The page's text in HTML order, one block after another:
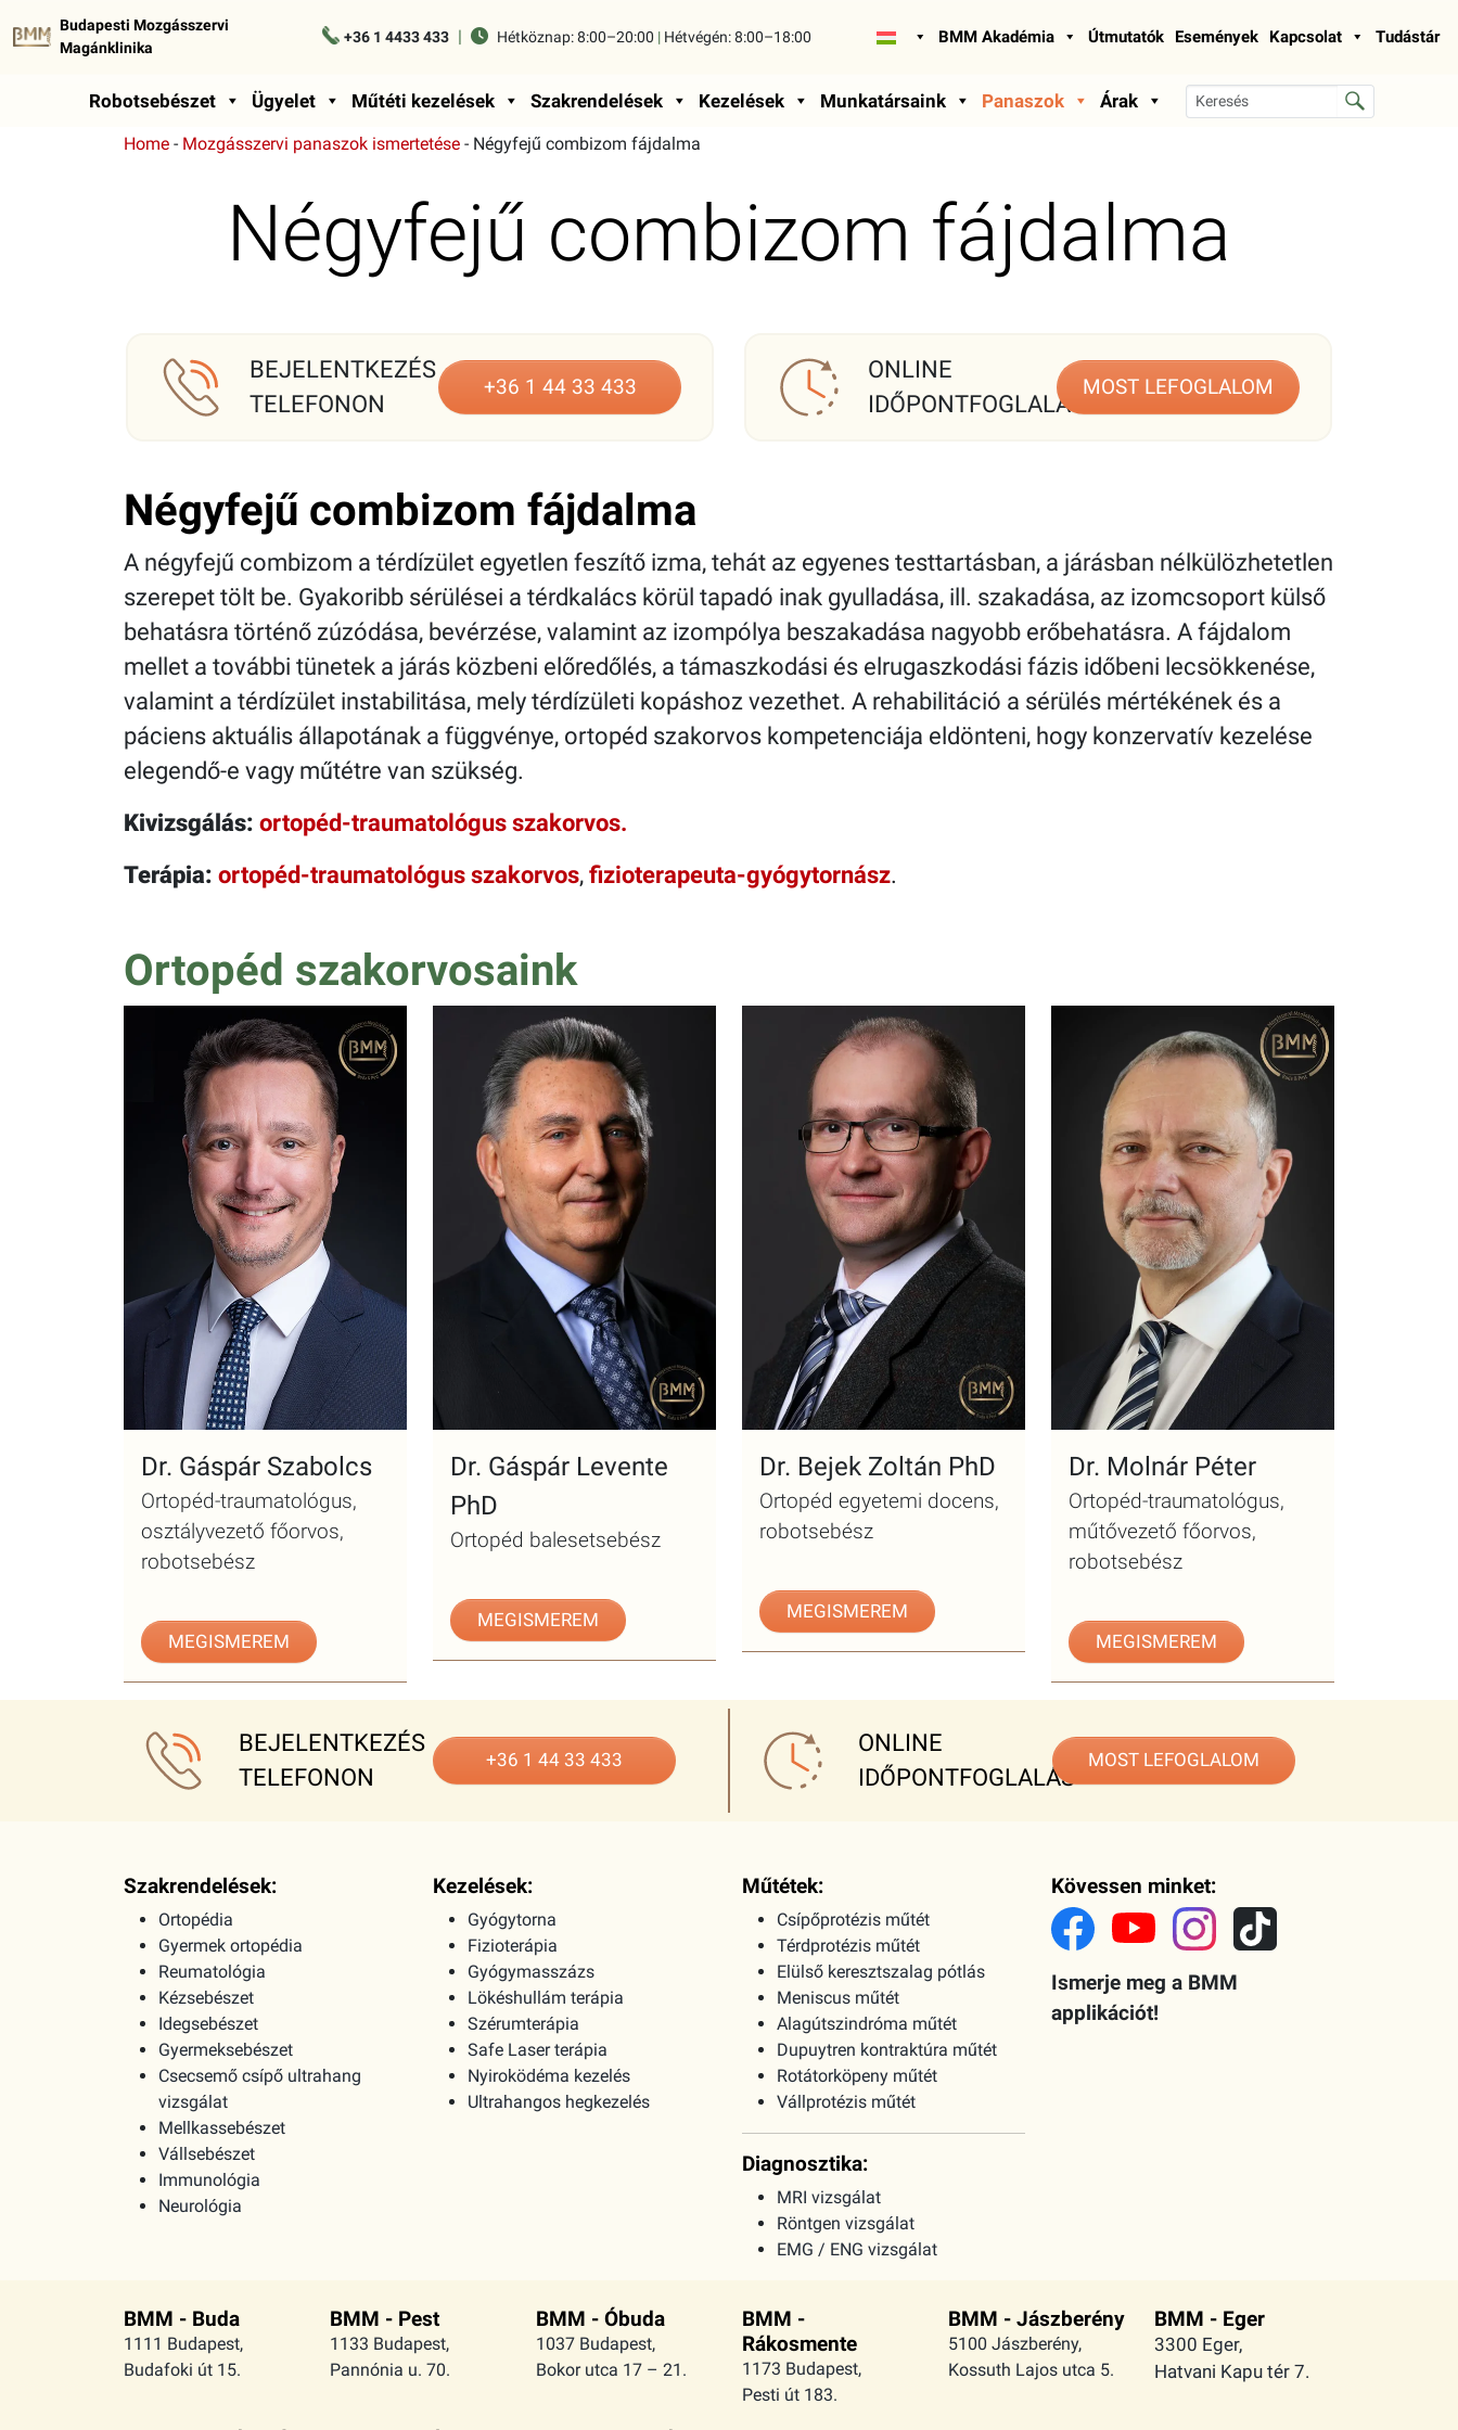
Budapesti Mozgásszervi
Magánklinika
+36 1 4433 433 | Hétköznap:8:00–20:00 | Hétvégén:8:00–18:00 BMM Akadémia Útmutatók Események Kapcsolat Tudástár
Robotsebészet Ügyelet Műtéti kezelések Szakrendelések Kezelések Munkatársaink Panaszok Árak
Home - Mozgásszervi panaszok ismertetése - Négyfejű combizom fájdalma
Négyfejű combizom fájdalma
BEJELENTKEZÉS
TELEFONON
+36 1 44 33 433
ONLINE
IDŐPONTFOGLALÁS
MOST LEFOGLALOM
Négyfejű combizom fájdalma
A négyfejű combizom a térdízület egyetlen feszítő izma, tehát az egyenes testtartásban, a járásban nélkülözhetetlen
szerepet tölt be. Gyakoribb sérülései a térdkalács körül tapadó inak gyulladása, ill. szakadása, az izomcsoport külső
behatásra történő zúzódása, bevérzése, valamint az izompólya beszakadása nagyobb erőbehatásra. A fájdalom
mellet a további tünetek a járás közbeni előredőlés, a támaszkodási és elrugaszkodási fázis időbeni lecsökkenése,
valamint a térdízület instabilitása, mely térdízületi kopáshoz vezethet. A rehabilitáció a sérülés mértékének és a
páciens aktuális állapotának a függvénye, ortopéd szakorvos kompetenciája eldönteni, hogy konzervatív kezelése
elegendő-e vagy műtétre van szükség.
Kivizsgálás: ortopéd-traumatológus szakorvos.
Terápia: ortopéd-traumatológus szakorvos, fizioterapeuta-gyógytornász.
Ortopéd szakorvosaink
Dr. Gáspár Szabolcs
Ortopéd-traumatológus,
osztályvezető főorvos,
robotsebész
MEGISMEREM
Dr. Gáspár Levente
PhD
Ortopéd balesetsebész
MEGISMEREM
Dr. Bejek Zoltán PhD
Ortopéd egyetemi docens,
robotsebész
MEGISMEREM
Dr. Molnár Péter
Ortopéd-traumatológus,
műtővezető főorvos,
robotsebész
MEGISMEREM
BEJELENTKEZÉS
TELEFONON
+36 1 44 33 433
ONLINE
IDŐPONTFOGLALÁS
MOST LEFOGLALOM
Szakrendelések:
Ortopédia
Gyermek ortopédia
Reumatológia
Kézsebészet
Idegsebészet
Gyermeksebészet
Csecsemő csípő ultrahang
vizsgálat
Mellkassebészet
Vállsebészet
Immunológia
Neurológia
Kezelések:
Gyógytorna
Fizioterápia
Gyógymasszázs
Lökéshullám terápia
Szérumterápia
Safe Laser terápia
Nyiroködéma kezelés
Ultrahangos hegkezelés
Műtétek:
Csípőprotézis műtét
Térdprotézis műtét
Elülső keresztszalag pótlás
Meniscus műtét
Alagútszindróma műtét
Dupuytren kontraktúra műtét
Rotátorköpeny műtét
Vállprotézis műtét
Diagnosztika:
MRI vizsgálat
Röntgen vizsgálat
EMG / ENG vizsgálat
Kövessen minket:
Ismerje meg a BMM
applikációt!
BMM - Buda
1111 Budapest,
Budafoki út 15.
BMM - Pest
1133 Budapest,
Pannónia u. 70.
BMM - Óbuda
1037 Budapest,
Bokor utca 17 – 21.
BMM -
Rákosmente
1173 Budapest,
Pesti út 183.
BMM - Jászberény
5100 Jászberény,
Kossuth Lajos utca 5.
BMM - Eger
3300 Eger,
Hatvani Kapu tér 7.